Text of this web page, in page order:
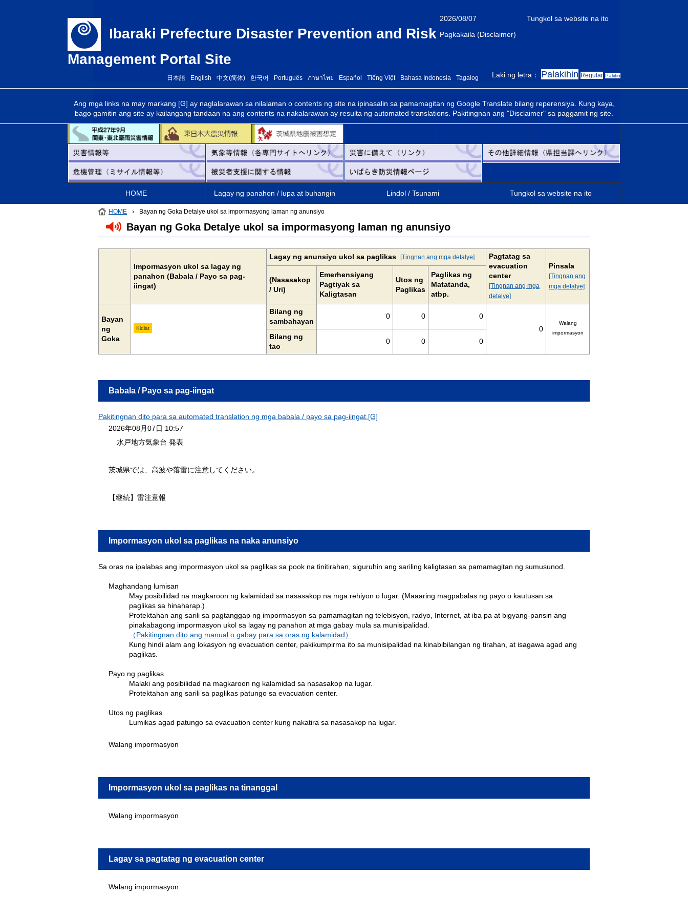
Ibaraki Prefecture Disaster Prevention and Risk
Management Portal Site
2026/08/07
Tungkol sa website na ito
Pagkakaila (Disclaimer)
Laki ng letra： Palakihin Regular Paliitin
日本語 English 中文(简体) 한국어 Português ภาษาไทย Español Tiếng Việt Bahasa Indonesia Tagalog
Ang mga links na may markang [G] ay naglalarawan sa nilalaman o contents ng site na ipinasalin sa pamamagitan ng Google Translate bilang reperensiya. Kung kaya,
bago gamitin ang site ay kailangang tandaan na ang contents na nakalarawan ay resulta ng automated translations. Pakitingnan ang "Disclaimer" sa paggamit ng site.
HOME Lagay ng panahon / lupa at buhangin Lindol / Tsunami Tungkol sa website na ito
HOME › Bayan ng Goka Detalye ukol sa impormasyong laman ng anunsiyo
Bayan ng Goka Detalye ukol sa impormasyong laman ng anunsiyo
Impormasyon ukol sa lagay ng
panahon (Babala / Payo sa pag-
iingat)
Lagay ng anunsiyo ukol sa paglikas [Tingnan ang mga detalye]
Pagtatag sa
evacuation
center
[Tingnan ang mga
detalye]
Pinsala
[Tingnan ang
mga detalye]
(Nasasakop
/ Uri)
Emerhensiyang
Pagtiyak sa
Kaligtasan
Utos ng
Paglikas
Paglikas ng
Matatanda,
atbp.
Bayan
ng
Goka
Kidlat
Bilang ng
sambahayan
0 0
0
0
Walang
impormasyon
Bilang ng
tao
0 0 0
Babala / Payo sa pag-iingat
Pakitingnan dito para sa automated translation ng mga babala / payo sa pag-iingat.[G]
2026年08月07日 10:57
水戸地方気象台 発表
茨城県では、高波や落雷に注意してください。
【継続】雷注意報
Impormasyon ukol sa paglikas na naka anunsiyo
Sa oras na ipalabas ang impormasyon ukol sa paglikas sa pook na tinitirahan, siguruhin ang sariling kaligtasan sa pamamagitan ng sumusunod.
Maghandang lumisan
May posibilidad na magkaroon ng kalamidad sa nasasakop na mga rehiyon o lugar. (Maaaring magpabalas ng payo o kautusan sa
paglikas sa hinaharap.)
Protektahan ang sarili sa pagtanggap ng impormasyon sa pamamagitan ng telebisyon, radyo, Internet, at iba pa at bigyang-pansin ang
pinakabagong impormasyon ukol sa lagay ng panahon at mga gabay mula sa munisipalidad.
（Pakitingnan dito ang manual o gabay para sa oras ng kalamidad）
Kung hindi alam ang lokasyon ng evacuation center, pakikumpirma ito sa munisipalidad na kinabibilangan ng tirahan, at isagawa agad ang
paglikas.
Payo ng paglikas
Malaki ang posibilidad na magkaroon ng kalamidad sa nasasakop na lugar.
Protektahan ang sarili sa paglikas patungo sa evacuation center.
Utos ng paglikas
Lumikas agad patungo sa evacuation center kung nakatira sa nasasakop na lugar.
Walang impormasyon
Impormasyon ukol sa paglikas na tinanggal
Walang impormasyon
Lagay sa pagtatag ng evacuation center
Walang impormasyon